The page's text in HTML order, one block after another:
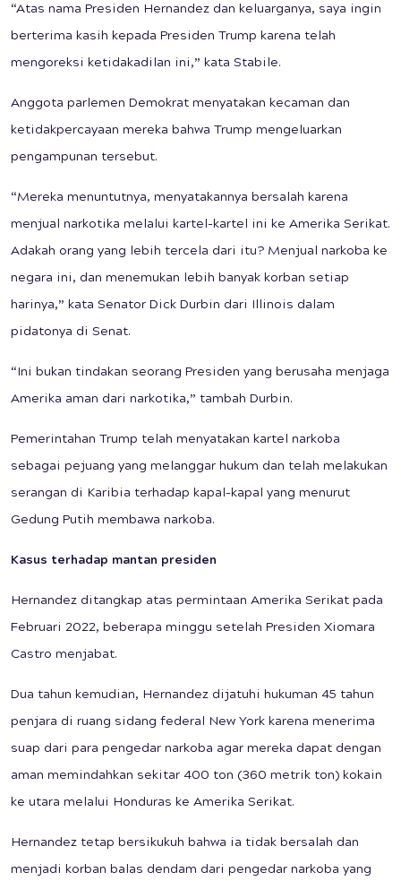
“Atas nama Presiden Hernandez dan keluarganya, saya ingin
berterima kasih kepada Presiden Trump karena telah
mengoreksi ketidakadilan ini,” kata Stabile.
Anggota parlemen Demokrat menyatakan kecaman dan
ketidakpercayaan mereka bahwa Trump mengeluarkan
pengampunan tersebut.
“Mereka menuntutnya, menyatakannya bersalah karena
menjual narkotika melalui kartel-kartel ini ke Amerika Serikat.
Adakah orang yang lebih tercela dari itu? Menjual narkoba ke
negara ini, dan menemukan lebih banyak korban setiap
harinya,” kata Senator Dick Durbin dari Illinois dalam
pidatonya di Senat.
“Ini bukan tindakan seorang Presiden yang berusaha menjaga
Amerika aman dari narkotika,” tambah Durbin.
Pemerintahan Trump telah menyatakan kartel narkoba
sebagai pejuang yang melanggar hukum dan telah melakukan
serangan di Karibia terhadap kapal-kapal yang menurut
Gedung Putih membawa narkoba.
Kasus terhadap mantan presiden
Hernandez ditangkap atas permintaan Amerika Serikat pada
Februari 2022, beberapa minggu setelah Presiden Xiomara
Castro menjabat.
Dua tahun kemudian, Hernandez dijatuhi hukuman 45 tahun
penjara di ruang sidang federal New York karena menerima
suap dari para pengedar narkoba agar mereka dapat dengan
aman memindahkan sekitar 400 ton (360 metrik ton) kokain
ke utara melalui Honduras ke Amerika Serikat.
Hernandez tetap bersikukuh bahwa ia tidak bersalah dan
menjadi korban balas dendam dari pengedar narkoba yang